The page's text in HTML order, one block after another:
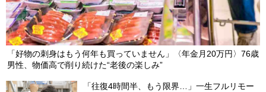
「好物の刺身はもう何年も買っていません」〈年金月20万円〉76歳
男性、物価高で削り続けた“老後の楽しみ”
「往復4時間半、もう限界…」一生フルリモー